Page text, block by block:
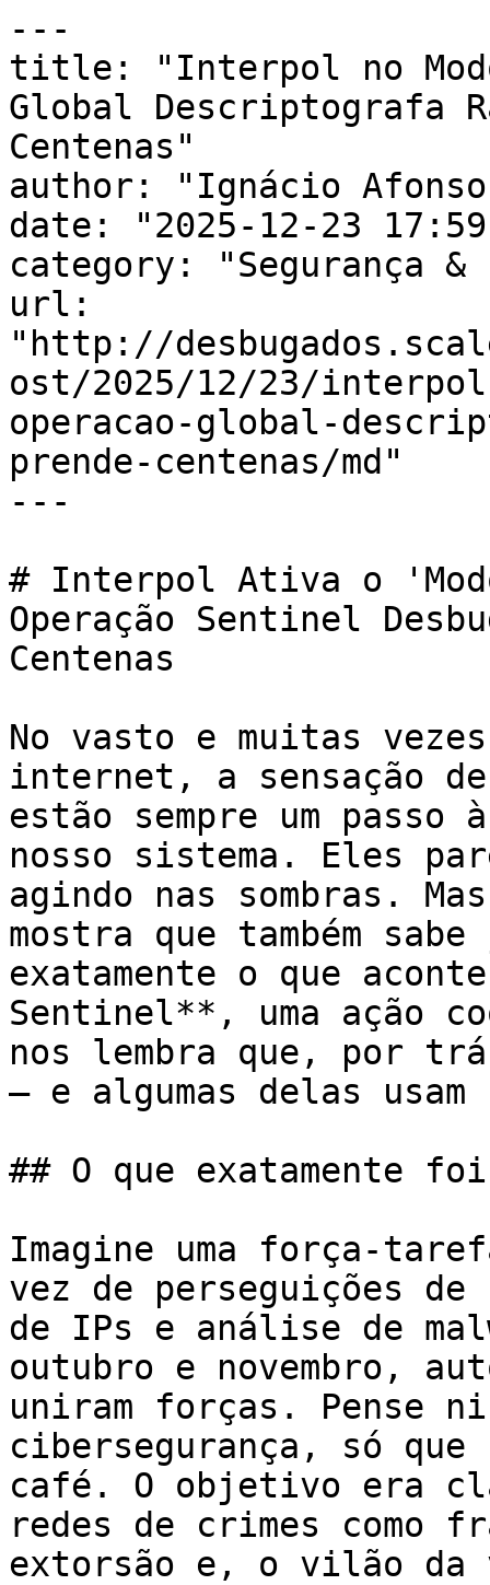
---
title: "Interpol no Modo
Global Descriptografa
Centenas"
author: "Ignácio
date: "2025-12-23
category: "Segurança
url:
"http://
ost/2025/12/23/interpol-
operacao-global-
prende-centenas/md"
---
# Interpol Ativa o
Operação Sentinel
Centenas
No vasto e muitas
internet, a sensação
estão sempre um passo
nosso sistema. Eles
agindo nas sombras.
mostra que também
exatamente o que
Sentinel**, uma ação
nos lembra que, por
— e algumas delas
## O que exatamente
Imagine uma força-
vez de perseguições
de IPs e análise de
outubro e novembro,
uniram forças. Pense
cibersegurança, só que
café. O objetivo era
redes de crimes como
extorsão e, o vilão da